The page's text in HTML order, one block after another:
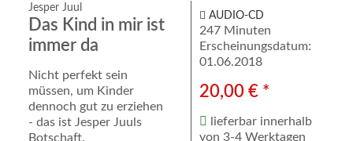
Jesper Juul
Das Kind in mir ist
immer da
Nicht perfekt sein
müssen, um Kinder
dennoch gut zu erziehen
- das ist Jesper Juuls
Botschaft.
AUDIO-CD
247 Minuten
Erscheinungsdatum:
01.06.2018
20,00 € *
lieferbar innerhalb
von 3-4 Werktagen